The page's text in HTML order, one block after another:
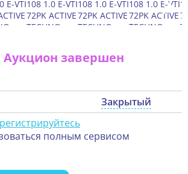
Аукцион завершен
Закрытый
полным сервисом